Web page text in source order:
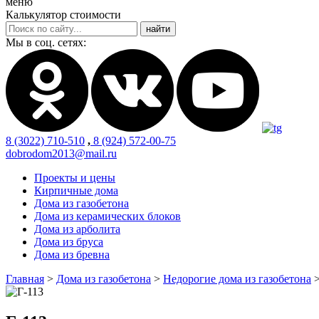
Калькулятор стоимости
Мы в соц. сетях:
8 (3022) 710-510 , 8 (924) 572-00-75
dobrodom2013@mail.ru
Проекты и цены
Кирпичные дома
Дома из газобетона
Дома из керамических блоков
Дома из арболита
Дома из бруса
Дома из бревна
Главная > Дома из газобетона > Недорогие дома из газобетона